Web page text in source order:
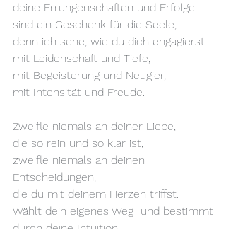
deine Errungenschaften und Erfolge
sind ein Geschenk für die Seele,
denn ich sehe, wie du dich engagierst
mit Leidenschaft und Tiefe,
mit Begeisterung und Neugier,
mit Intensität und Freude.
Zweifle niemals an deiner Liebe,
die so rein und so klar ist,
zweifle niemals an deinen
Entscheidungen,
die du mit deinem Herzen triffst.
Wählt dein eigenes Weg  und bestimmt